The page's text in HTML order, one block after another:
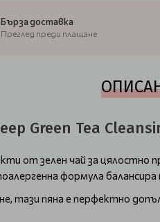
Бърза доставка
Преглед преди плащане
Green Tea
от зелен чай за
формула
тази пяна е перфектно